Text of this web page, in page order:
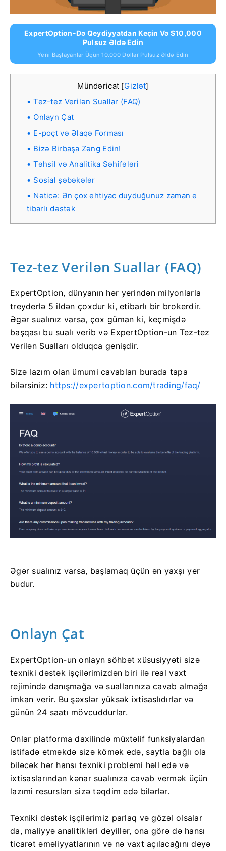
ExpertOption-Də Qeydiyyatdan Keçin Və $10,000
Pulsuz Əldə Edin
Yeni Başlayanlar Üçün 10.000 Dollar Pulsuz Əldə Edin
Mündəricat [Gizlət]
Tez-tez Verilən Suallar (FAQ)
Onlayn Çat
E-poçt və Əlaqə Forması
Bizə Birbaşa Zəng Edin!
Təhsil və Analitika Səhifələri
Sosial şəbəkələr
Nəticə: Ən çox ehtiyac duyduğunuz zaman e
tibarlı dəstək
Tez-tez Verilən Suallar (FAQ)
ExpertOption, dünyanın hər yerindən milyonlarla
treyderlə 5 ildən çoxdur ki, etibarlı bir brokerdir.
Əgər sualınız varsa, çox güman ki, keçmişdə
başqası bu sualı verib və ExpertOption-un Tez-tez
Verilən Sualları olduqca genişdir.
Sizə lazım olan ümumi cavabları burada tapa
bilərsiniz: https://expertoption.com/trading/faq/
Əgər sualınız varsa, başlamaq üçün ən yaxşı yer
budur.
Onlayn Çat
ExpertOption-un onlayn söhbət xüsusiyyəti sizə
texniki dəstək işçilərimizdən biri ilə real vaxt
rejimində danışmağa və suallarınıza cavab almağa
imkan verir. Bu şəxslər yüksək ixtisaslıdırlar və
günün 24 saatı mövcuddurlar.
Onlar platforma daxilində müxtəlif funksiyalardan
istifadə etməkdə sizə kömək edə, saytla bağlı ola
biləcək hər hansı texniki problemi həll edə və
ixtisaslarından kənar sualınıza cavab vermək üçün
lazımi resursları sizə təqdim edə bilərlər.
Texniki dəstək işçilərimiz parlaq və gözəl olsalar
da, maliyyə analitikləri deyillər, ona görə də hansı
ticarət əməliyyatlarının və nə vaxt açılacağını deyə